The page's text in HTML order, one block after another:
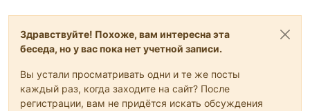
Здравствуйте! Похоже, вам интересна эта
беседа, но у вас пока нет учетной записи.
Вы устали просматривать одни и те же посты
каждый раз, когда заходите на сайт? После
регистрации, вам не придётся искать обсуждения